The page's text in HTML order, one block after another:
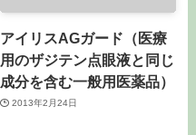
アイリスAGガード（医療
用のザジテン点眼液と同じ
成分を含む一般用医薬品）
2013年2月24日